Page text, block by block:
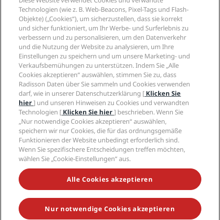
Neue und aufstrebende Hotels
Radisson Hotels APP
„Sports Approved“-Hotels
Familienfreundliche Hotels
Gesundheit & Sicherheit
Radisson Hotel Group
Medien
Karriere RHG
Karriere PPHE
Karrieren EHL
The Club by RHG
Entwicklungsmöglichkeiten
Responsible Business – Unser Engagement
Einkauf
Rechtliches
Privacy Centre
Rechtliche Hinweise
Radisson Rewards Geschäftsbedingungen
Website-Nutzungsvereinbarung
Digitale Barrierefreiheit
Moderne Sklaverei – Erklärung
Hilfe
Verbrauchermeldungen
Kontakt
FAQ
Inhaltsübersicht
Soziale Medien
Marken von Radisson Hotels
VERPASSEN SIE NIEMALS UNSERE BELIEBTESTEN
ANGEBOTE
© 2026 Radisson Hotel Group.Alle Rechte vorbehalten. RHG Radisson
Technologien (wie z. B. Web-Beacons, Pixel-Tags und Flash-
Objekte) („Cookies“), um sicherzustellen, dass sie korrekt
und sicher funktioniert, um Ihr Werbe- und Surferlebnis zu
verbessern und zu personalisieren, um den Datenverkehr
und die Nutzung der Website zu analysieren, um Ihre
Einstellungen zu speichern und um unsere Marketing- und
Verkaufsbemühungen zu unterstützen. Indem Sie „Alle
Cookies akzeptieren“ auswählen, stimmen Sie zu, dass
Radisson Daten über Sie sammeln und Cookies verwenden
darf, wie in unserer Datenschutzerklärung [ Klicken Sie
hier] und unseren Hinweisen zu Cookies und verwandten
Technologien [ Klicken Sie hier] beschrieben. Wenn Sie
„Nur notwendige Cookies akzeptieren“ auswählen,
speichern wir nur Cookies, die für das ordnungsgemäße
Funktionieren der Website unbedingt erforderlich sind.
Wenn Sie spezifischere Entscheidungen treffen möchten,
wählen Sie „Cookie-Einstellungen“ aus.
Alle Cookies akzeptieren
Nur notwendige Cookies akzeptieren